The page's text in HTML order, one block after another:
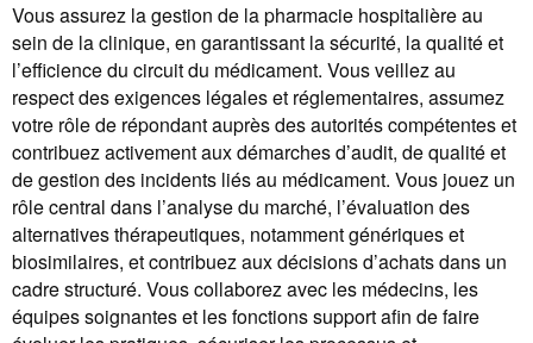
Vous assurez la gestion de la pharmacie hospitalière au
sein de la clinique, en garantissant la sécurité, la qualité et
l’efficience du circuit du médicament. Vous veillez au
respect des exigences légales et réglementaires, assumez
votre rôle de répondant auprès des autorités compétentes et
contribuez activement aux démarches d’audit, de qualité et
de gestion des incidents liés au médicament. Vous jouez un
rôle central dans l’analyse du marché, l’évaluation des
alternatives thérapeutiques, notamment génériques et
biosimilaires, et contribuez aux décisions d’achats dans un
cadre structuré. Vous collaborez avec les médecins, les
équipes soignantes et les fonctions support afin de faire